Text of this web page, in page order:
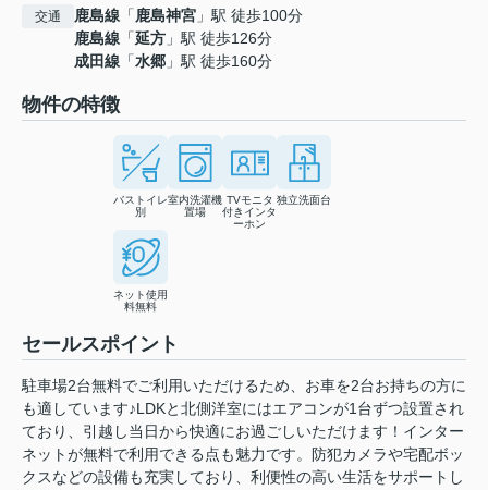
交通 鹿島線 「鹿島神宮 」駅 徒歩100分
鹿島線 「延方 」駅 徒歩126分
成田線 「水郷 」駅 徒歩160分
物件の特徴
バストイレ
別
室内洗濯機
置場
TVモニタ
付きインタ
ーホン
独立洗面台
ネット使用
料無料
セールスポイント
駐車場2台無料でご利用いただけるため、お車を2台お持ちの方に
も適しています♪LDKと北側洋室にはエアコンが1台ずつ設置され
ており、引越し当日から快適にお過ごしいただけます！インター
ネットが無料で利用できる点も魅力です。防犯カメラや宅配ボッ
クスなどの設備も充実しており、利便性の高い生活をサポートし